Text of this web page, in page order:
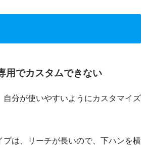
用でカスタムできない
自分が使いやすいようにカスタマイズ
プは、リーチが長いので、下ハンを横